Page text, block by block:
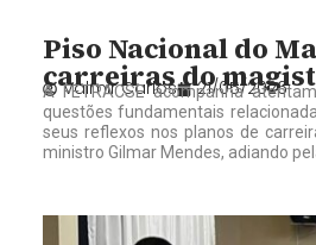
Piso Nacional do
carreiras do
Valmir Carlos 21/05/2026
A FETRACSE acompanha
questões fundamentais
seus reflexos nos planos de
ministro Gilmar Mendes, adiando